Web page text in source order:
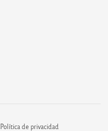
Política de privacidad